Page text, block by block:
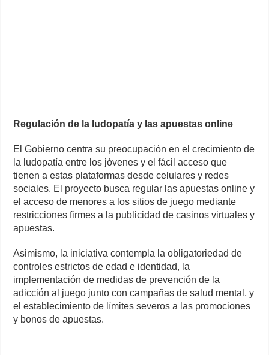
Regulación de la ludopatía y las apuestas online
El Gobierno centra su preocupación en el crecimiento de
la ludopatía entre los jóvenes y el fácil acceso que
tienen a estas plataformas desde celulares y redes
sociales. El proyecto busca regular las apuestas online y
el acceso de menores a los sitios de juego mediante
restricciones firmes a la publicidad de casinos virtuales y
apuestas.
Asimismo, la iniciativa contempla la obligatoriedad de
controles estrictos de edad e identidad, la
implementación de medidas de prevención de la
adicción al juego junto con campañas de salud mental, y
el establecimiento de límites severos a las promociones
y bonos de apuestas.